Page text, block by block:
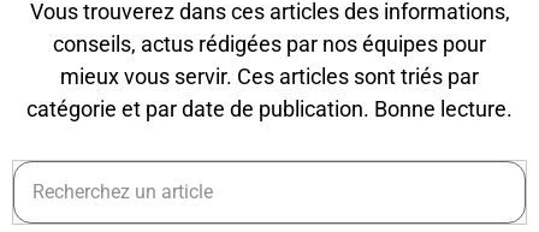
Vous trouverez dans ces articles des informations,
conseils, actus rédigées par nos équipes pour
mieux vous servir. Ces articles sont triés par
catégorie et par date de publication. Bonne lecture.